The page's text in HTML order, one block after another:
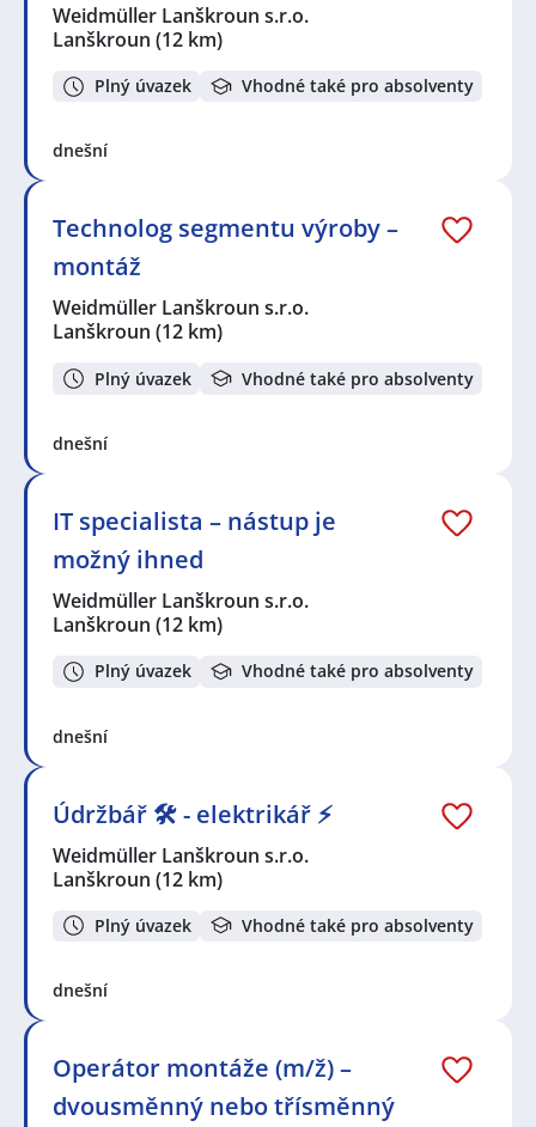
Weidmüller Lanškroun s.r.o.
Lanškroun (12 km)
Plný úvazek Vhodné také pro absolventy
dnešní
Technolog segmentu výroby –
montáž
Weidmüller Lanškroun s.r.o.
Lanškroun (12 km)
Plný úvazek Vhodné také pro absolventy
dnešní
IT specialista – nástup je
možný ihned
Weidmüller Lanškroun s.r.o.
Lanškroun (12 km)
Plný úvazek Vhodné také pro absolventy
dnešní
Údržbář 🛠️ - elektrikář ⚡
Weidmüller Lanškroun s.r.o.
Lanškroun (12 km)
Plný úvazek Vhodné také pro absolventy
dnešní
Operátor montáže (m/ž) –
dvousměnný nebo třísměnný